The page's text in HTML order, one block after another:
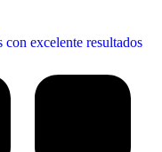
excelente resultados